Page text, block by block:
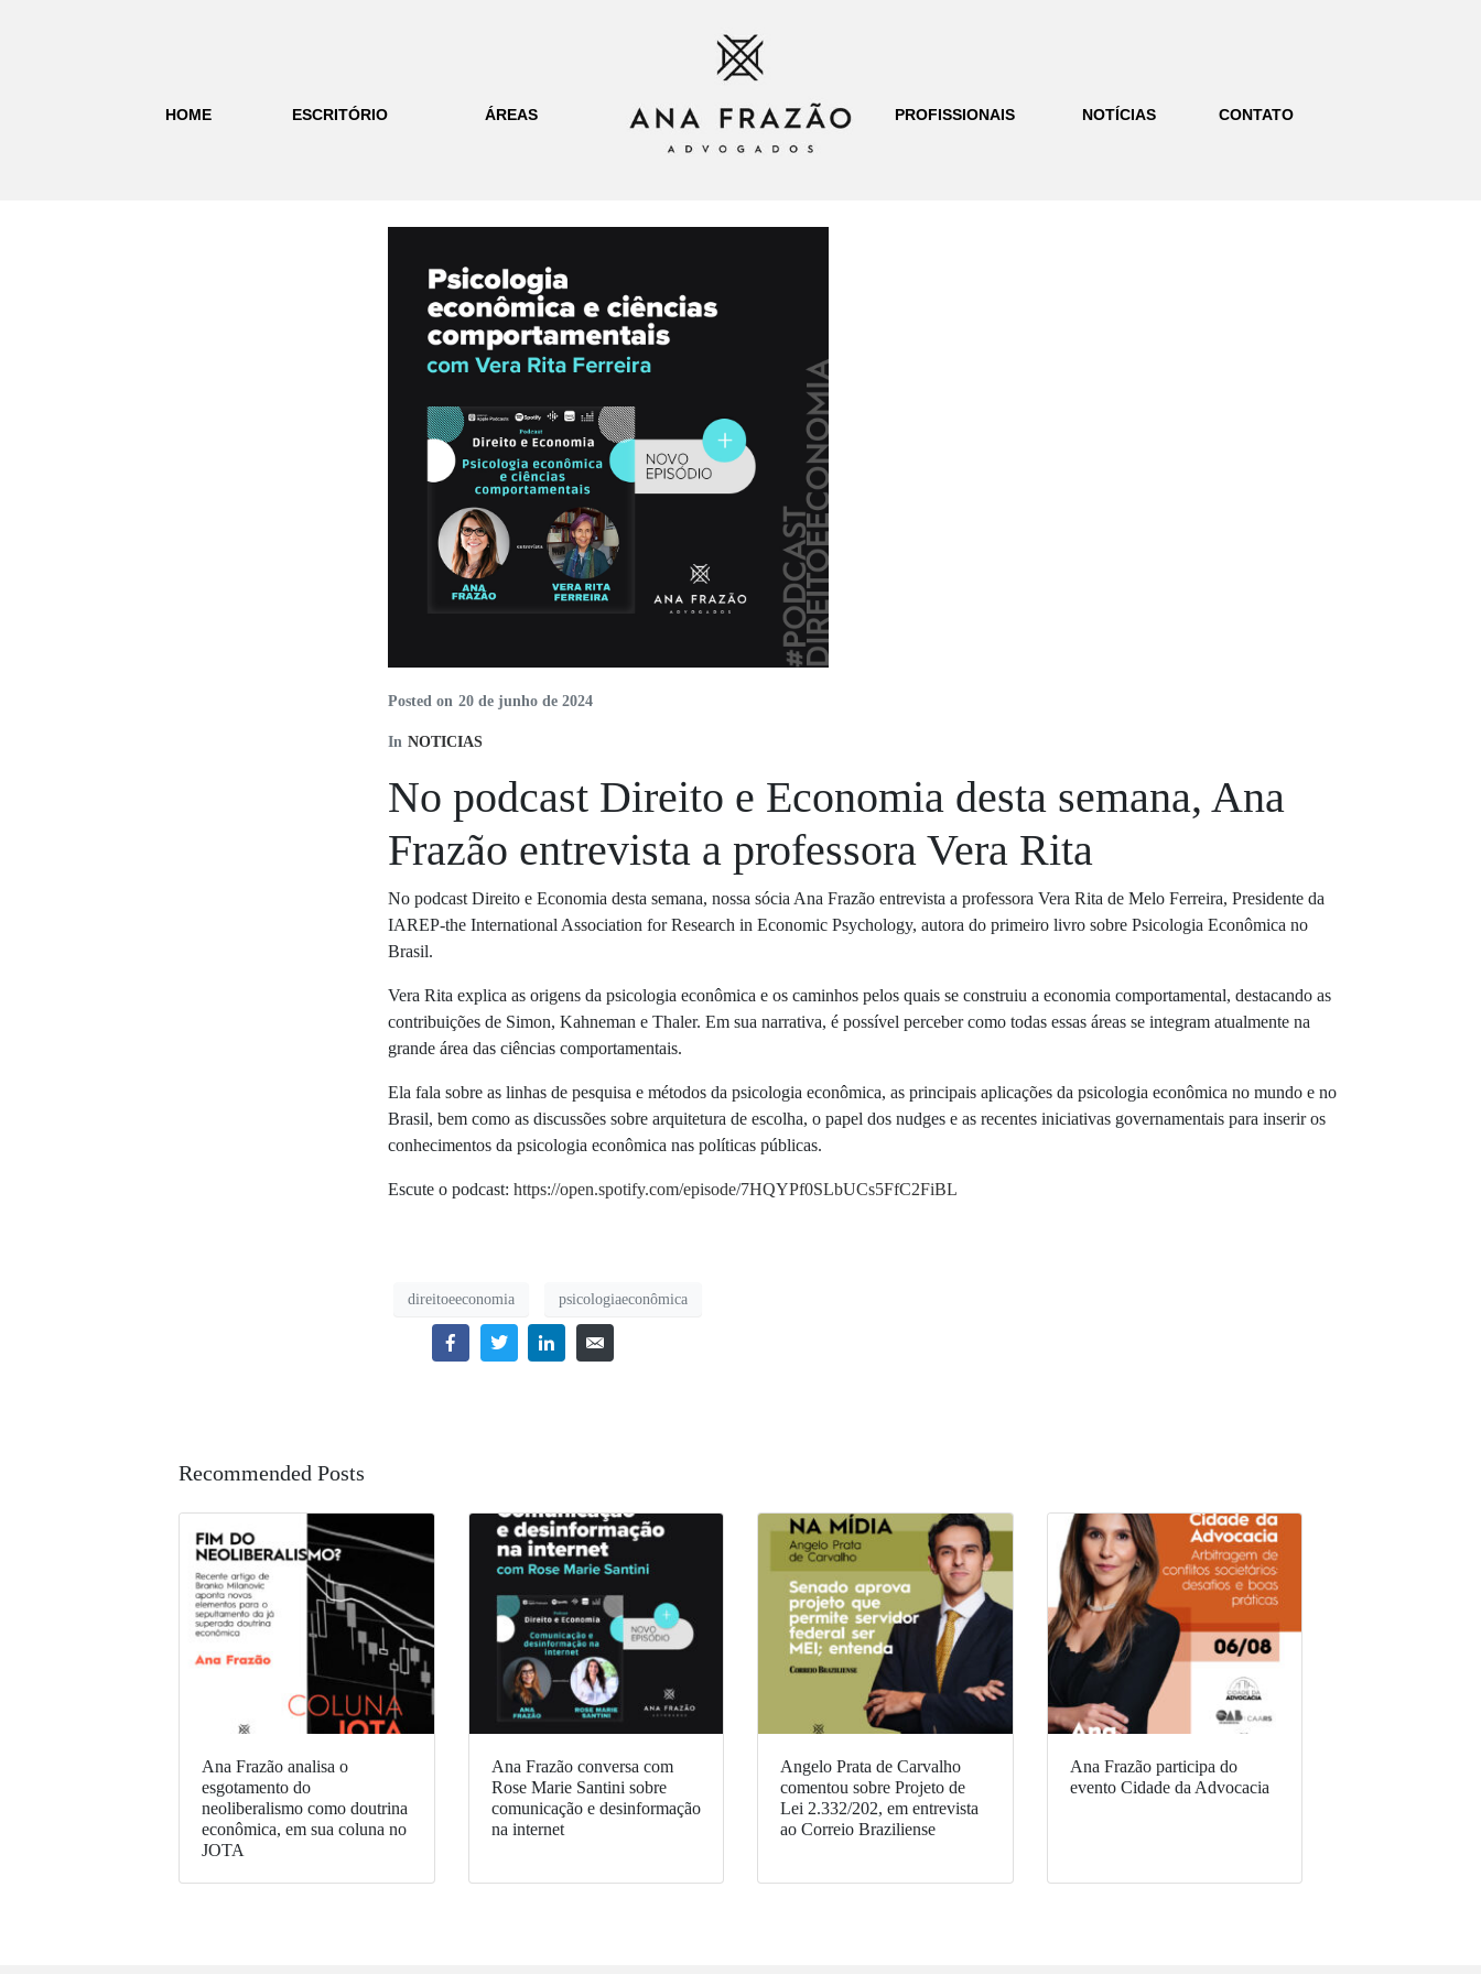
HOME ESCRITÓRIO ÁREAS PROFISSIONAIS NOTÍCIAS CONTATO
Posted on 20 de junho de 2024
In NOTICIAS
No podcast Direito e Economia desta semana, Ana
Frazão entrevista a professora Vera Rita
No podcast Direito e Economia desta semana, nossa sócia Ana Frazão entrevista a professora Vera Rita de Melo Ferreira, Presidente da
IAREP-the International Association for Research in Economic Psychology, autora do primeiro livro sobre Psicologia Econômica no
Brasil.
Vera Rita explica as origens da psicologia econômica e os caminhos pelos quais se construiu a economia comportamental, destacando as
contribuições de Simon, Kahneman e Thaler. Em sua narrativa, é possível perceber como todas essas áreas se integram atualmente na
grande área das ciências comportamentais.
Ela fala sobre as linhas de pesquisa e métodos da psicologia econômica, as principais aplicações da psicologia econômica no mundo e no
Brasil, bem como as discussões sobre arquitetura de escolha, o papel dos nudges e as recentes iniciativas governamentais para inserir os
conhecimentos da psicologia econômica nas políticas públicas.
Escute o podcast: https://open.spotify.com/episode/7HQYPf0SLbUCs5FfC2FiBL
direitoeeconomia psicologiaeconômica
Recommended Posts
Ana Frazão analisa o
esgotamento do
neoliberalismo como doutrina
econômica, em sua coluna no
JOTA
Ana Frazão conversa com
Rose Marie Santini sobre
comunicação e desinformação
na internet
Angelo Prata de Carvalho
comentou sobre Projeto de
Lei 2.332/202, em entrevista
ao Correio Braziliense
Ana Frazão participa do
evento Cidade da Advocacia